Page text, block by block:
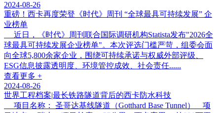
2024-08-26
重磅！西卡再度荣登《时代》周刊 “全球最具可持续发展” 企
业榜单
近日，《时代》周刊联合国际调研机构Statista发布"2026全
球最具可持续发展企业榜单"。本次评选门槛严苛，组委会面
向全球5,800余家企业，围绕可持续承诺与权威外部评级、
ESG信息披露透明度、环境管控成效、社会责任......
查看更多 +
2024-08-26
世界工程档案|最长铁路隧道背后的西卡防水科技
项目名称： 圣哥达基线隧道（Gotthard Base Tunnel） 项